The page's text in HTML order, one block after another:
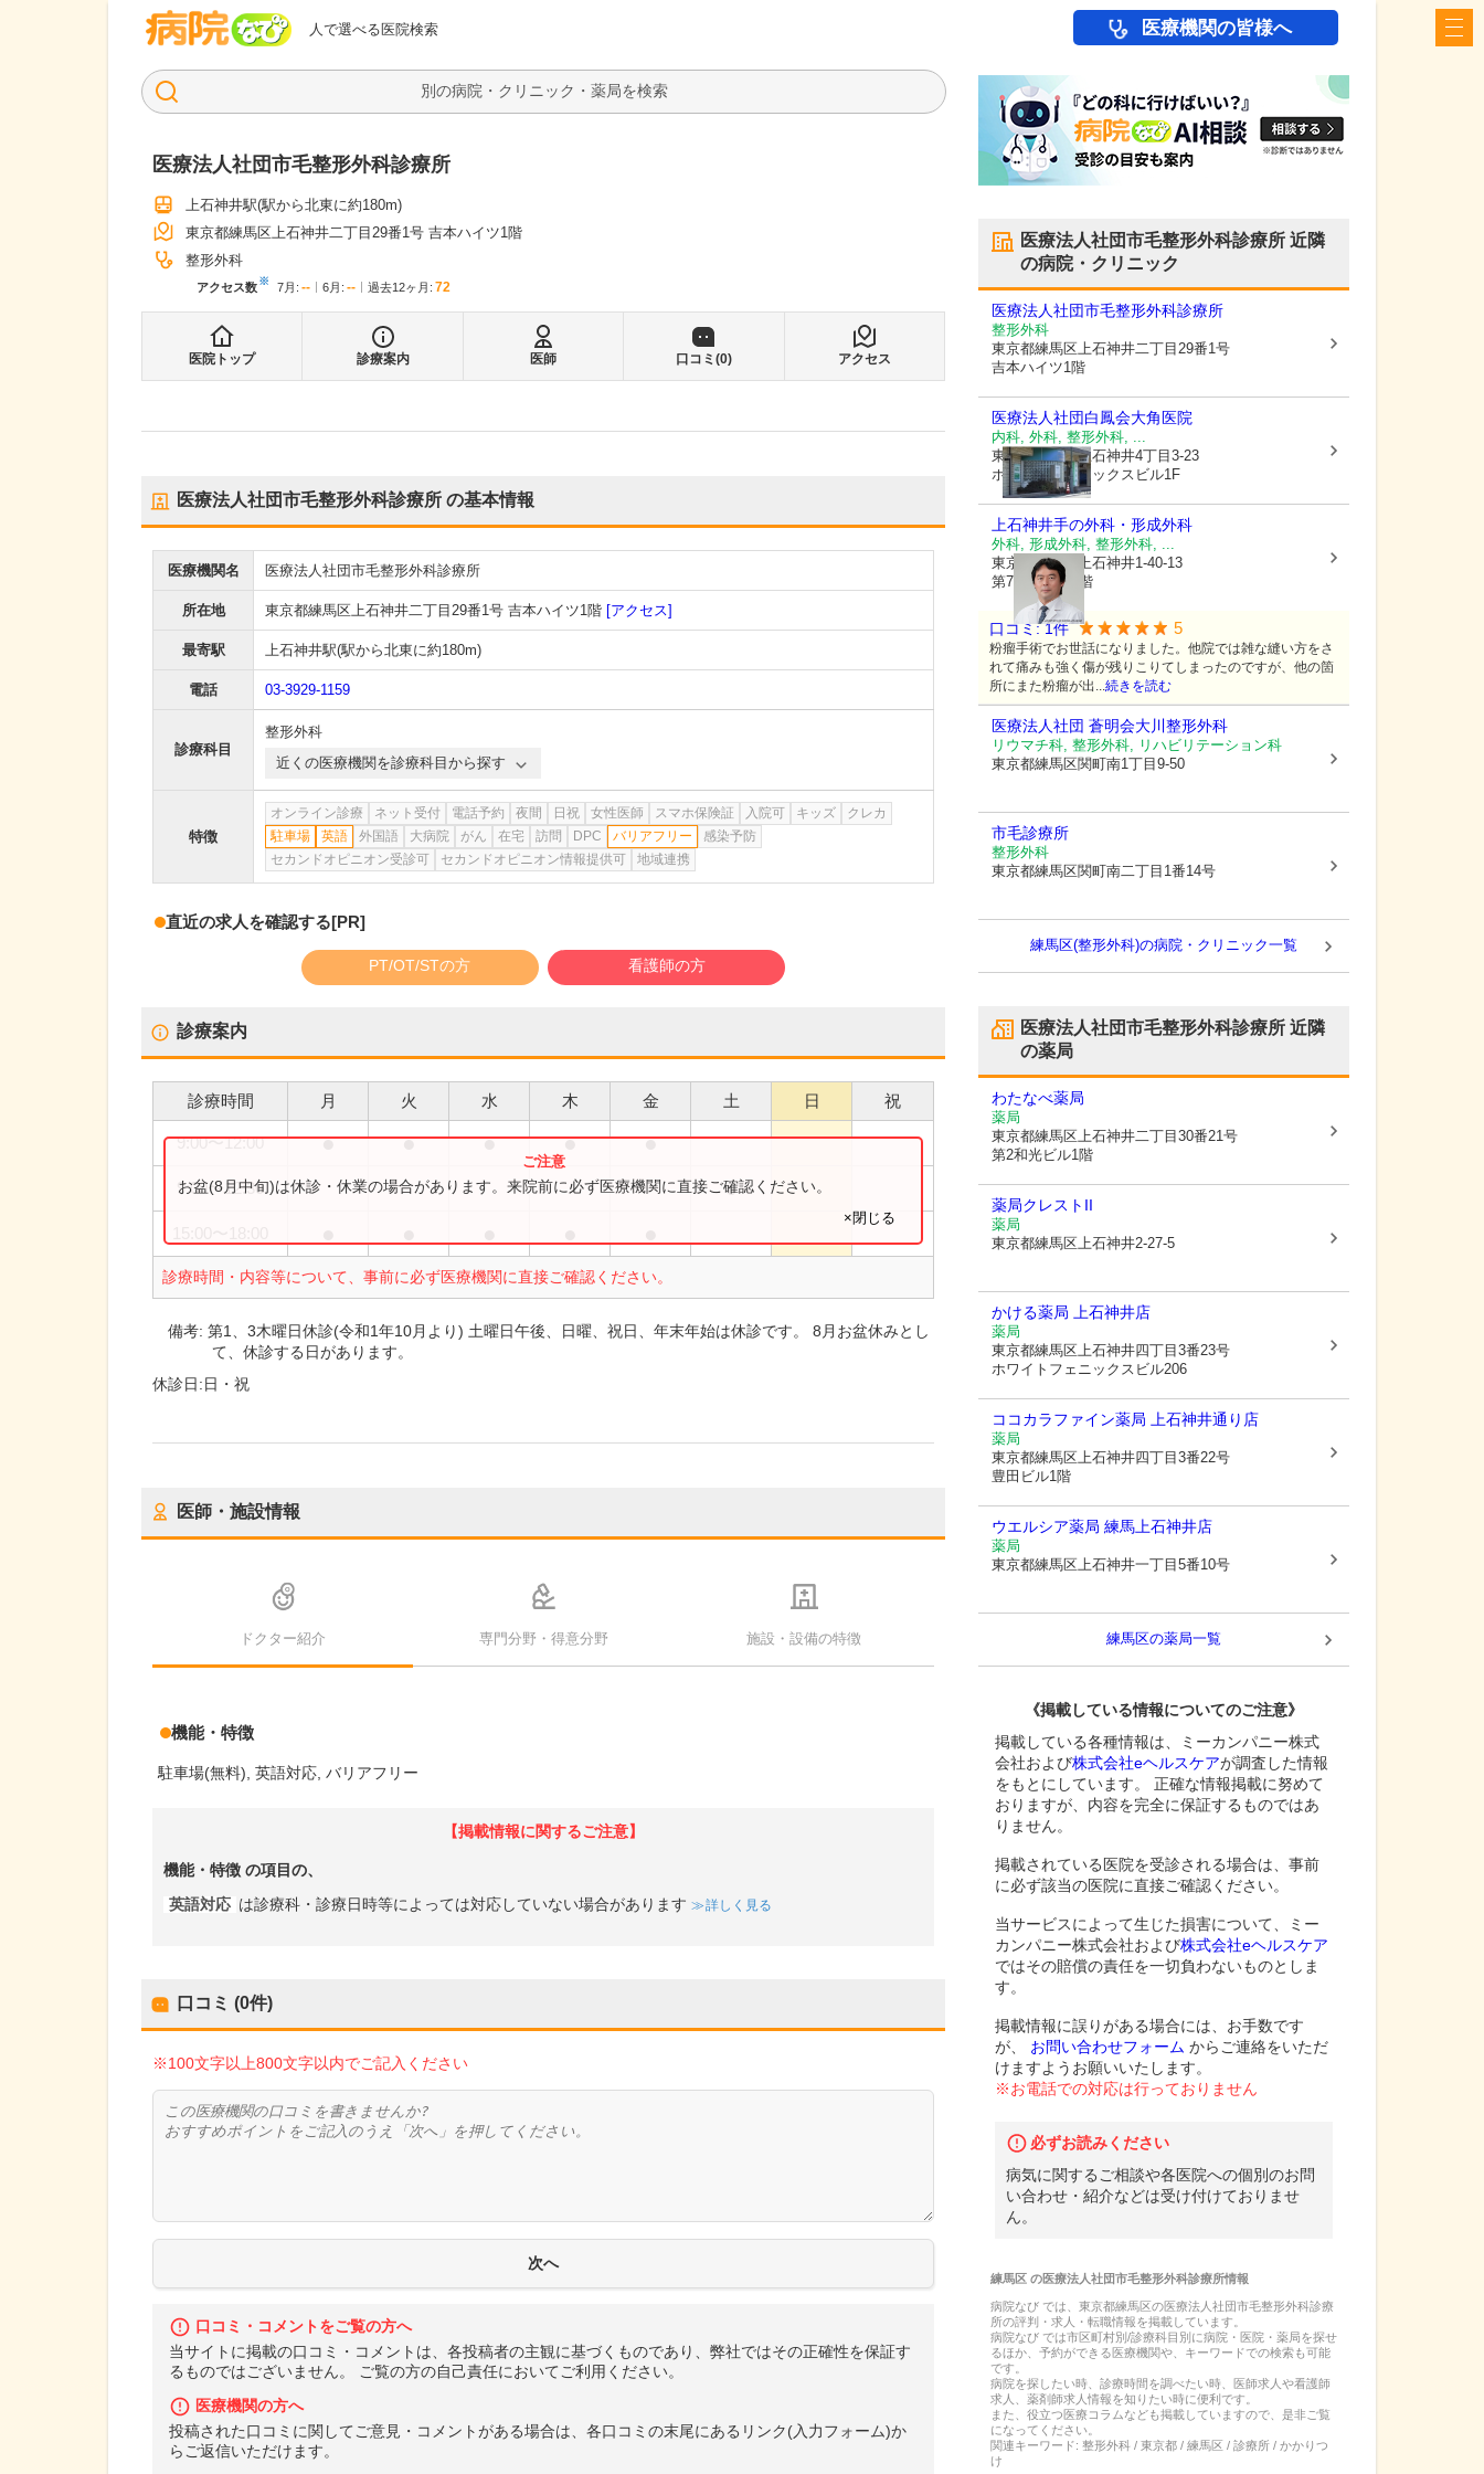
人で選べる医院検索
病院なび 医療機関の皆様へ
検索
医療法人社団市毛整形外科診療所
上石神井駅(駅から北東に約180m)
東京都練馬区上石神井二丁目29番1号 吉本ハイツ1階
整形外科
アクセス数※ 7月 : -- 6月 : -- 過去12ヶ月: 72
医院トップ 診療案内 医師 口コミ(0) アクセス
医療法人社団市毛整形外科診療所 の基本情報
医療機関名 医療法人社団市毛整形外科診療所
所在地 東京都練馬区上石神井二丁目29番1号 吉本ハイツ1階 [アクセス]
最寄駅 上石神井駅(駅から北東に約180m)
電話 03-3929-1159
診療科目
整形外科
近くの医療機関を診療科目から探す
特徴
オンライン診療 ネット受付 電話予約 夜間 日祝 女性医師 スマホ保険証 入院可 キッズ
クレカ
駐車場
英語 外国語 大病院 がん 在宅 訪問 DPC バリアフリー
感染予防
セカンドオピニオン受診可
セカンドオピニオン情報提供可 地域連携
直近の求人を確認する[PR]
PT/OT/STの方 看護師の方
診療案内
診療時間 月 火 水 木 金 土 日 祝
9:00〜12:00 ● ● ● ● ●
9:00〜12:30 ●
診療時間・内容等について、事前に必ず医療機関に直接ご確認ください。
お盆(8月中旬)は休診・休業の場合があります。来院前に必ず医療機関に直接ご確認ください。
×閉じる
備考:第1、3木曜日休診(令和1年10月より) 土曜日午後、日曜、祝日、年末年始は休診です。 8月お盆休みとし
て、休診する日があります。
休診日:日・祝
医師・施設情報
ドクター紹介 専門分野・得意分野 施設・設備の特徴
機能・特徴
駐車場(無料) 英語対応 バリアフリー
【掲載情報に関するご注意】
機能・特徴 の項目の、
英語対応 は診療科・診療日時等によっては対応していない場合があります 詳しく見る
口コミ (0件)
※100文字以上800文字以内でご記入ください
口コミ・コメントをご覧の方へ
当サイトに掲載の口コミ・コメントは、各投稿者の主観に基づくものであり、弊社ではその正確性を保証す
るものではございません。 ご覧の方の自己責任においてご利用ください。
医療機関の方へ
投稿された口コミに関してご意見・コメントがある場合は、各口コミの末尾にあるリンク(入力フォーム)か
らご返信いただけます。
医療法人社団市毛整形外科診療所 近隣
の病院・クリニック
医療法人社団市毛整形外科診療所
整形外科
東京都練馬区上石神井二丁目29番1号
吉本ハイツ1階
医療法人社団白鳳会大角医院
内科, 外科, 整形外科, ...
東京都練馬区上石神井4丁目3-23
ホワイトフェニックスビル1F
上石神井手の外科・形成外科
外科, 形成外科, 整形外科, ...
東京都練馬区
上石神井1-40-13
第7田中ビル1階
口コミ:1件 5
粉瘤手術でお世話になりました。他院では雑な縫い方をさ
れて痛みも強く傷が残りこりてしまったのですが、他の箇
所にまた粉瘤が出...続きを読む
医療法人社団 蒼明会大川整形外科
リウマチ科, 整形外科, リハビリテーション科
東京都練馬区関町南1丁目9-50
市毛診療所
整形外科
東京都練馬区関町南二丁目1番14号
練馬区(整形外科)の病院・クリニック一覧
医療法人社団市毛整形外科診療所 近隣
の薬局
わたなべ薬局
薬局
東京都練馬区上石神井二丁目30番21号
第2和光ビル1階
薬局クレストII
薬局
東京都練馬区上石神井2-27-5
かける薬局 上石神井店
薬局
東京都練馬区上石神井四丁目3番23号
ホワイトフェニックスビル206
ココカラファイン薬局 上石神井通り店
薬局
東京都練馬区上石神井四丁目3番22号
豊田ビル1階
ウエルシア薬局 練馬上石神井店
薬局
東京都練馬区上石神井一丁目5番10号
練馬区の薬局一覧
《掲載している情報についてのご注意》
掲載している各種情報は、ミーカンパニー株式
会社および株式会社eヘルスケアが調査した情報
をもとにしています。 正確な情報掲載に努めて
おりますが、内容を完全に保証するものではあ
りません。
掲載されている医院を受診される場合は、事前
に必ず該当の医院に直接ご確認ください。
当サービスによって生じた損害について、ミー
カンパニー株式会社および株式会社eヘルスケア
ではその賠償の責任を一切負わないものとしま
す。
掲載情報に誤りがある場合には、お手数です
が、
お問い合わせフォーム からご連絡をいただ
けますようお願いいたします。
※お電話での対応は行っておりません
必ずお読みください
病気に関するご相談や各医院への個別のお問
い合わせ・紹介などは受け付けておりませ
ん。
練馬区の医療法人社団市毛整形外科診療所情報
病院なび では、 東京都練馬区の医療法人社団市毛整形外科診療
所の評判・求人・転職情報を掲載しています。
病院なび では市区町村別/診療科目別に病院・医院・薬局を探せ
るほか、予約ができる医療機関や、キーワードでの検索も可能
です。
病院を探したい時、診療時間を調べたい時、医師求人や看護師
求人、薬剤師求人情報を知りたい時に便利です。
また、役立つ医療コラムなども掲載していますので、是非ご覧
になってください。
関連キーワード: 整形外科 / 東京都 / 練馬区 / 診療所 / かかりつ
け